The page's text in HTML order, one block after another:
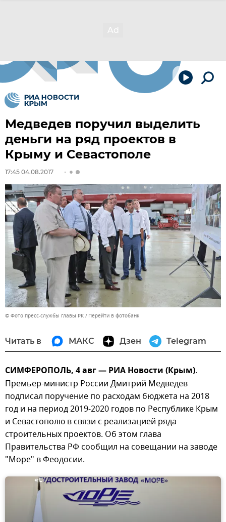
Медведев поручил выделить
деньги на ряд проектов в
Крыму и Севастополе
17:45 04.08.2017
© Фото пресс-службы главы РК Перейти в фотобанк
Читать в МАКС Дзен Telegram
СИМФЕРОПОЛЬ, 4 авг — РИА Новости (Крым).
Премьер-министр России Дмитрий Медведев
подписал поручение по расходам бюджета на 2018
год и на период 2019-2020 годов по Республике Крым
и Севастополю в связи с реализацией ряда
строительных проектов. Об этом глава
Правительства РФ сообщил на совещании на заводе
"Море" в Феодосии.